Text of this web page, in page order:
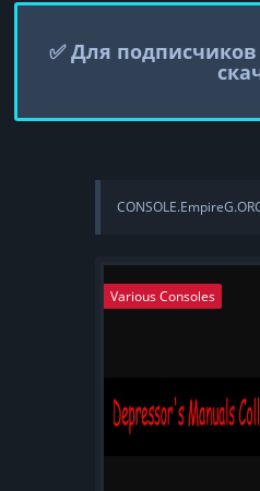
✅ Для
Various Consoles